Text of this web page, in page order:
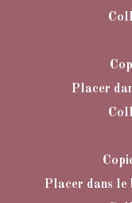
Placer
Placer dans le